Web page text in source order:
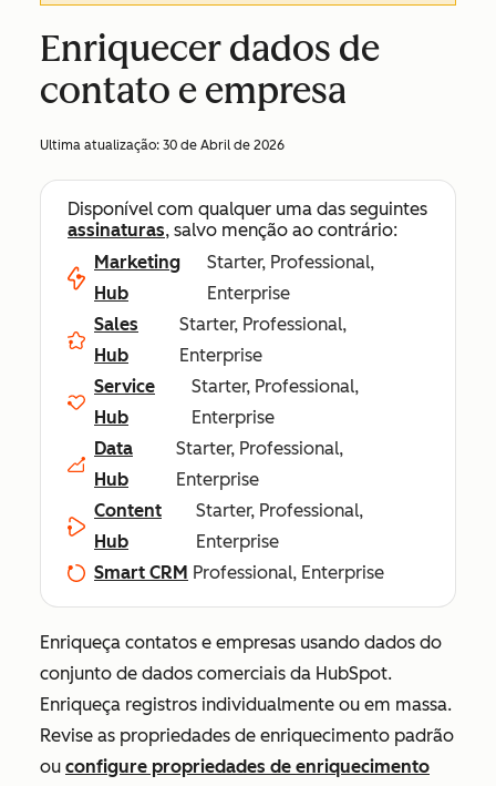
Enriquecer dados de
contato e empresa
Ultima atualização: 30 de Abril de 2026
Disponível com qualquer uma das seguintes
assinaturas, salvo menção ao contrário:
Marketing
Hub
Starter, Professional,
Enterprise
Sales
Hub
Starter, Professional,
Enterprise
Service
Hub
Starter, Professional,
Enterprise
Data
Hub
Starter, Professional,
Enterprise
Content
Hub
Starter, Professional,
Enterprise
Smart CRM Professional, Enterprise
Enriqueça contatos e empresas usando dados do
conjunto de dados comerciais da HubSpot.
Enriqueça registros individualmente ou em massa.
Revise as propriedades de enriquecimento padrão
ou configure propriedades de enriquecimento